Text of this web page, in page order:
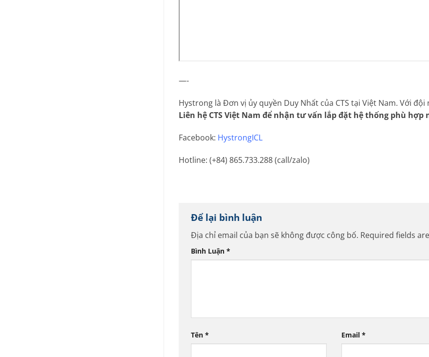
—-
Hystrong là Đơn vị ủy quyền Duy Nhất của CTS tại Việt Nam. Với
Liên hệ CTS Việt Nam để nhận tư vấn lắp đặt hệ thống phù hợp
Facebook: HystrongICL
Hotline: (+84) 865.733.288 (call/zalo)
Để lại bình luận
Địa chỉ email của bạn sẽ không được công bố. Required fields
Bình Luận *
Tên * Email *